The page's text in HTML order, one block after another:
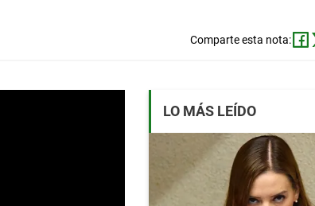
Comparte esta nota:
LO MÁS LEÍDO